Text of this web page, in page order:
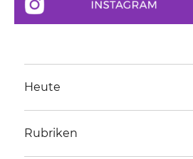
Heute
Rubriken